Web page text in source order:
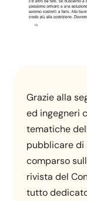
Grazie alla
ed ingegneri
tematiche
pubblicare di
comparso
rivista del
tutto